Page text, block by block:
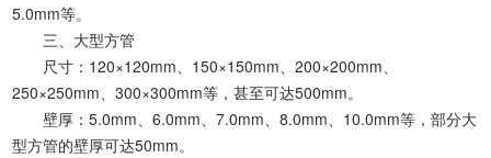
5.0mm等。
三、大型方管
尺寸：120×120mm、150×150mm、200×200mm、
250×250mm、300×300mm等，甚至可达500mm。
壁厚：5.0mm、6.0mm、7.0mm、8.0mm、10.0mm等，部分大
型方管的壁厚可达50mm。